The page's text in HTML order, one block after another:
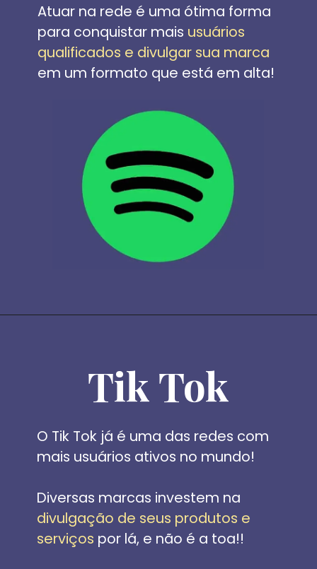
Atuar na rede é uma ótima forma
para conquistar mais usuários
qualificados e divulgar sua marca
em um formato que está em alta!
O Tik Tok já é uma das redes com
mais usuários ativos no mundo!
divulgação de seus produtos e
serviços por lá, e não é a toa!!
Tik Tok